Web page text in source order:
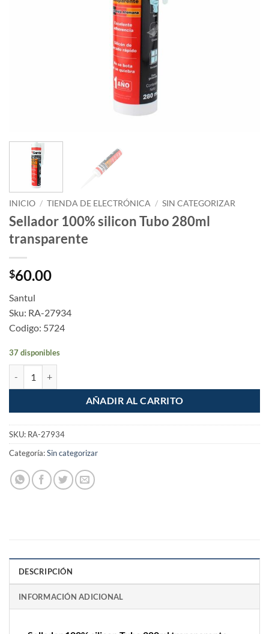
INICIO / TIENDA DE ELECTRÓNICA / SIN CATEGORIZAR
Sellador 100% silicon Tubo 280ml
transparente
$60.00
Santul
Sku: RA-27934
Codigo: 5724
37 disponibles
AÑADIR AL CARRITO
SKU: RA-27934
Categoría:Sin categorizar
DESCRIPCIÓN
INFORMACIÓN ADICIONAL